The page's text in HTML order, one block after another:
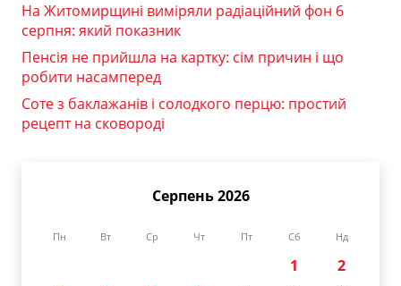
На Житомирщині виміряли радіаційний фон 6
серпня: який показник
Пенсія не прийшла на картку: сім причин і що
робити насамперед
Соте з баклажанів і солодкого перцю: простий
рецепт на сковороді
Серпень 2026
Пн Вт Ср Чт Пт Сб Нд
1
2